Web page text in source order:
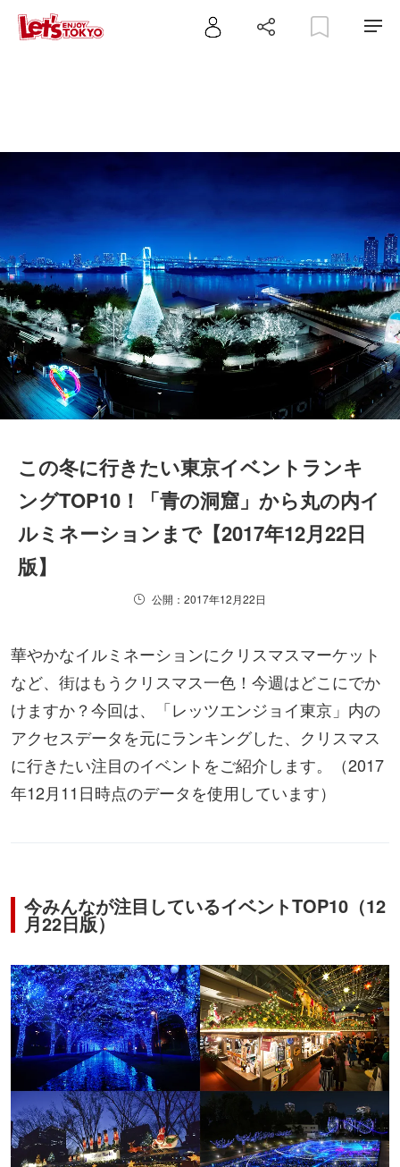
この冬に行きたい東京イベントランキ
ングTOP10！「青の洞窟」から丸の内イ
ルミネーションまで【2017年12月22日
版】
公開：2017年12月22日
華やかなイルミネーションにクリスマスマーケット
など、街はもうクリスマス一色！今週はどこにでか
けますか？今回は、「レッツエンジョイ東京」内の
アクセスデータを元にランキングした、クリスマス
に行きたい注目のイベントをご紹介します。（2017
年12月11日時点のデータを使用しています）
今みんなが注目しているイベントTOP10（12
月22日版）